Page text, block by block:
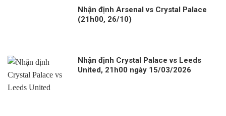
Nhận định Arsenal vs Crystal Palace
(21h00, 26/10)
Nhận định Crystal Palace vs Leeds
United, 21h00 ngày 15/03/2026